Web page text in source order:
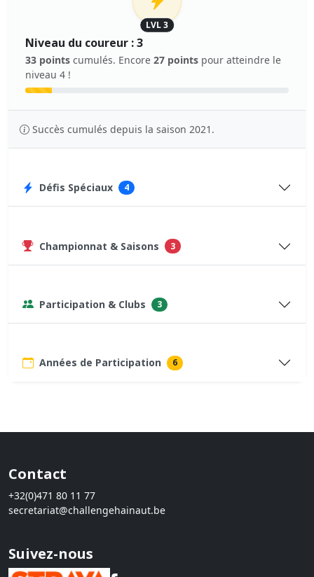
LVL 3
Niveau du coureur : 3
33 points cumulés. Encore 27 points pour atteindre le
niveau 4 !
Succès cumulés depuis la saison 2021.
Défis Spéciaux 4
Championnat & Saisons 3
Participation & Clubs 3
Années de Participation 6
Contact
+32(0)471 80 11 77
secretariat@challengehainaut.be
Suivez-nous